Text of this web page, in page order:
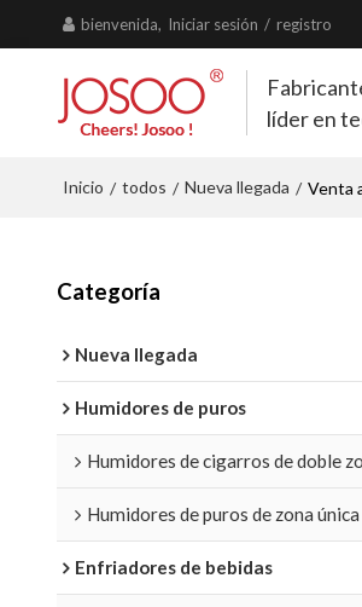
bienvenida, Iniciar sesión / registro
líder en
Inicio / todos / Nueva llegada / Venta
Categoría
Nueva llegada
Humidores de puros
Humidores de cigarros de doble
Humidores de puros de zona única
Enfriadores de bebidas